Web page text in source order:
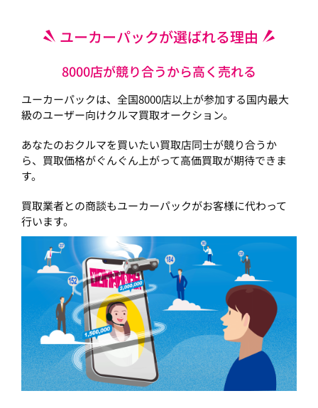
ユーカーパックが選ばれる理由
8000店が競り合うから高く売れる
ユーカーパックは、全国8000店以上が参加する国内最大
級のユーザー向けクルマ買取オークション。
あなたのおクルマを買いたい買取店同士が競り合うか
ら、買取価格がぐんぐん上がって高価買取が期待できま
す。
買取業者との商談もユーカーパックがお客様に代わって
行います。